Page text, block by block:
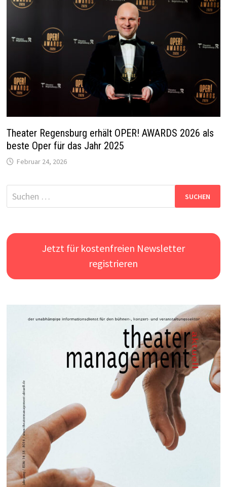
Theater Regensburg erhält OPER! AWARDS 2026 als
beste Oper für das Jahr 2025
Februar 24, 2026
Suchen
nach:
Jetzt für kostenfreien Newsletter
registrieren